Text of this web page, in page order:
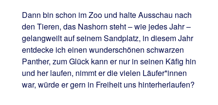
Dann bin schon im Zoo und halte Ausschau nach
den Tieren, das Nashorn steht – wie jedes Jahr –
gelangweilt auf seinem Sandplatz, in diesem Jahr
entdecke ich einen wunderschönen schwarzen
Panther, zum Glück kann er nur in seinen Käfig hin
und her laufen, nimmt er die vielen Läufer*innen
war, würde er gern in Freiheit uns hinterherlaufen?